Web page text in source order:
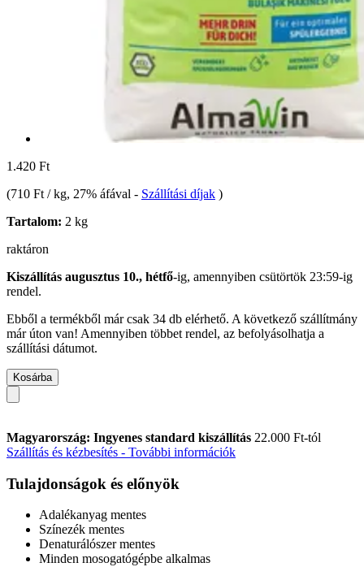
1.420 Ft
(710 Ft / kg, 27% áfával - Szállítási díjak )
Tartalom: 2 kg
raktáron
Kiszállítás augusztus 10., hétfő-ig, amennyiben csütörtök 23:59-ig
rendel.
Ebből a termékből már csak 34 db elérhető. A következő szállítmány
már úton van! Amennyiben többet rendel, az befolyásolhatja a
szállítási dátumot.
Kosárba
Magyarország: Ingyenes standard kiszállítás 22.000 Ft-tól
Szállítás és kézbesítés - További információk
Tulajdonságok és előnyök
Adalékanyag mentes
Színezék mentes
Denaturálószer mentes
Minden mosogatógépbe alkalmas